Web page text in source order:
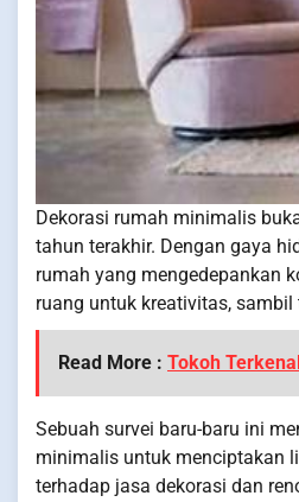
Dekorasi rumah minimalis
tahun terakhir. Dengan gaya
rumah yang mengedepankan
ruang untuk kreativitas,
Read More : Tokoh
Sebuah survei baru-baru ini
minimalis untuk menciptakan
terhadap jasa dekorasi dan